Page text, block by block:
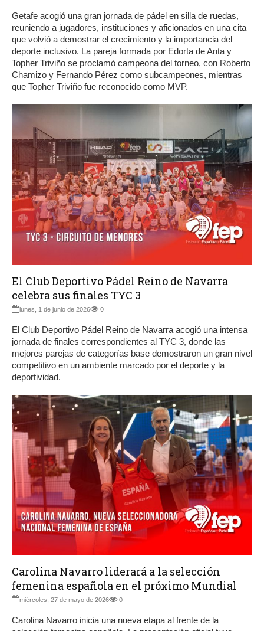
Getafe acogió una gran jornada de pádel en silla de ruedas,
reuniendo a jugadores, instituciones y aficionados en una cita
que volvió a demostrar el crecimiento y la importancia del
deporte inclusivo. La pareja formada por Edorta de Anta y
Topher Triviño se proclamó campeona del torneo, con Roberto
Chamizo y Fernando Pérez como subcampeones, mientras
que Topher Triviño fue reconocido como MVP.
El Club Deportivo Pádel Reino de Navarra
celebra sus finales TYC 3
lunes, 1 de junio de 2026 0
El Club Deportivo Pádel Reino de Navarra acogió una intensa
jornada de finales correspondientes al TYC 3, donde las
mejores parejas de categorías base demostraron un gran nivel
competitivo en un ambiente marcado por el deporte y la
deportividad.
Carolina Navarro liderará a la selección
femenina española en el próximo Mundial
miércoles, 27 de mayo de 2026 0
Carolina Navarro inicia una nueva etapa al frente de la